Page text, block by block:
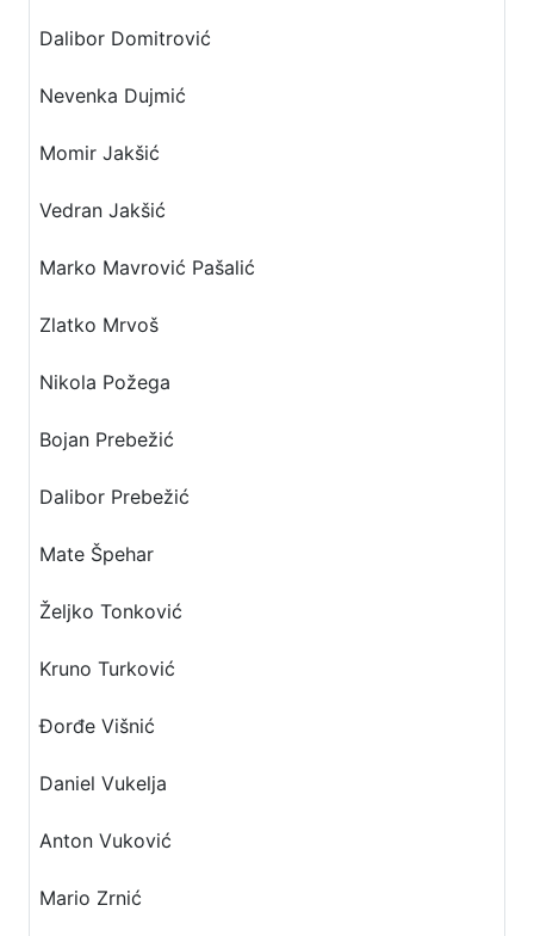
Dalibor Domitrović
Nevenka Dujmić
Momir Jakšić
Vedran Jakšić
Marko Mavrović Pašalić
Zlatko Mrvoš
Nikola Požega
Bojan Prebežić
Dalibor Prebežić
Mate Špehar
Željko Tonković
Kruno Turković
Đorđe Višnić
Daniel Vukelja
Anton Vuković
Mario Zrnić